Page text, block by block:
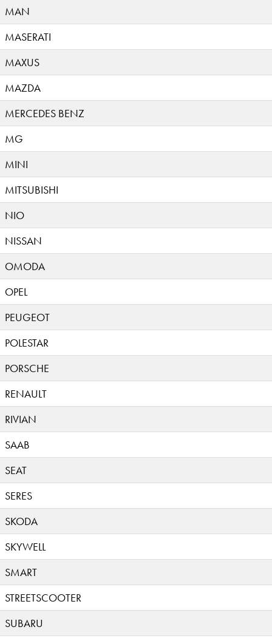
MAN
MASERATI
MAXUS
MAZDA
MERCEDES BENZ
MG
MINI
MITSUBISHI
NIO
NISSAN
OMODA
OPEL
PEUGEOT
POLESTAR
PORSCHE
RENAULT
RIVIAN
SAAB
SEAT
SERES
SKODA
SKYWELL
SMART
STREETSCOOTER
SUBARU